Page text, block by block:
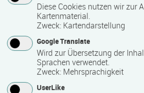
Mindest­teilnehmer­anzahl
1
Maximale Teilnehmerzahl
Diese Cookies nutzen wir zur
Kartenmaterial.
Zweck: Kartendarstellung
Google Translate
Wird zur Übersetzung der
Sprachen verwendet.
Zweck: Mehrsprachigkeit
UserLike